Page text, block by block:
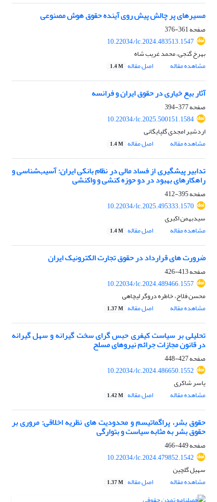
مسیرهای پر چالش پیش روی آینده حقوق هوش مصنوعی
صفحه361-376
10.22034/lc.2024.483513.1547
بهرخ گنجی، محمد غریب شاه
مشاهده مقاله
اصل مقاله 1.4 M
آثار بیع خیاری در حقوق ایران و فرانسه
صفحه377-394
10.22034/lc.2025.500151.1584
اردشیر امجدی گلپایگانی
مشاهده مقاله
اصل مقاله 1.4 M
تدابیر پیشگیری از فساد مالی در نظام بانکی ایران: آسیب‌شناسی و
راهکارهای بهبود در دو حوزه کنشی و واکنشی
صفحه395-412
10.22034/lc.2025.495333.1570
سیدبهمن اکبری
مشاهده مقاله
اصل مقاله 1.4 M
ضرورت های قرارداد در حقوق تجارت الکترونیک ایران
صفحه413-426
10.22034/lc.2024.489466.1557
محسن فلاح، خاطره دروگر لیچاهی
مشاهده مقاله
اصل مقاله 1.37 M
تحلیلی بر سیاست کیفری حبس گرای سخت گیرانه و سهل گیرانه
در قانون مجازات جرائم نیروهای مسلح
صفحه427-448
10.22034/lc.2024.486650.1552
یاسر شاکری
مشاهده مقاله
اصل مقاله 1.42 M
حقوق بشر، پراگماتیسم و محدودیت های نظریه اخلاقی: مروری بر
حقوق بشر به مثابه سیاست و بتوارگی
صفحه449-466
10.22034/lc.2024.479852.1542
سهیل گلچین
مشاهده مقاله
اصل مقاله 1.37 M